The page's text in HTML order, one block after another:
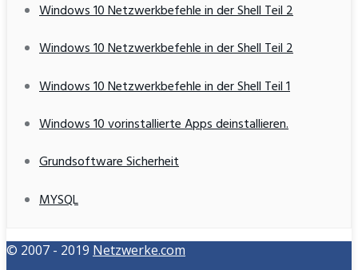
Windows 10 Netzwerkbefehle in der Shell Teil 2
Windows 10 Netzwerkbefehle in der Shell Teil 2
Windows 10 Netzwerkbefehle in der Shell Teil 1
Windows 10 vorinstallierte Apps deinstallieren.
Grundsoftware Sicherheit
MYSQL
© 2007 - 2019 Netzwerke.com